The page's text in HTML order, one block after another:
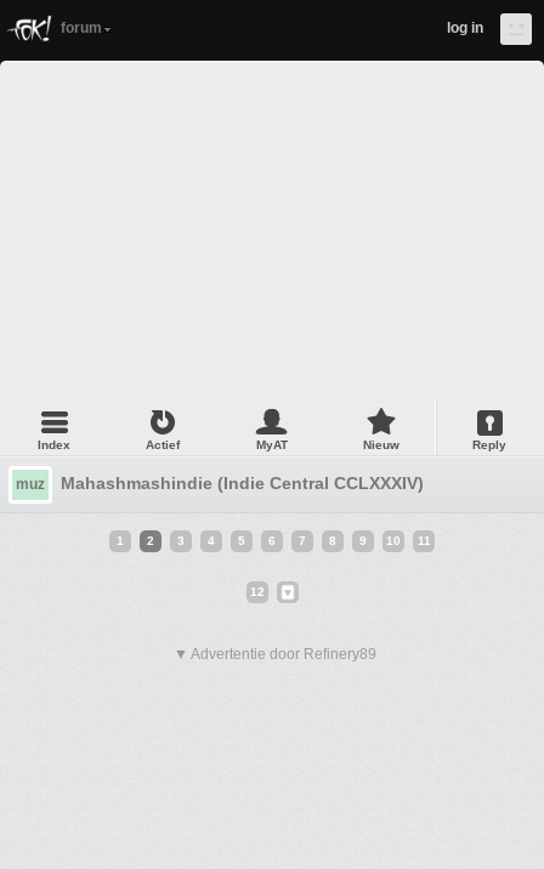
forum log in
Index Actief MyAT Nieuw Reply
muz Mahashmashindie (Indie Central CCLXXXIV)
1 2 3 4 5 6 7 8 9 10 11
12
▼ Advertentie door Refinery89